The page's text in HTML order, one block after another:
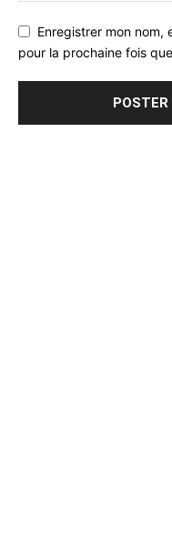
Enregistrer mon nom,
pour la prochaine fois